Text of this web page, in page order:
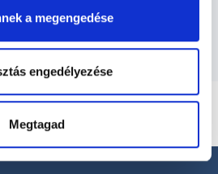
a megengedése
engedélyezése
Megtagad
proktológus orvosok